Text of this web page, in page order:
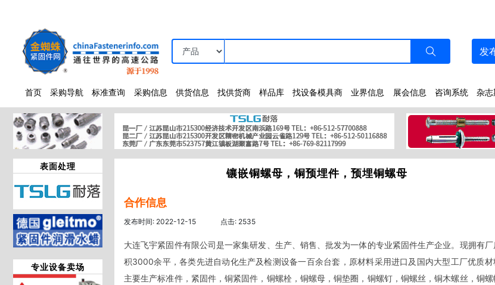
发
首页 采购导航 标准查询 采购信息 供货信息 找供货商 样品库 找设备模具商 业界信息 展会信息 咨询系统 杂志
表面处理
专业设备卖场
镶嵌铜螺母，铜预埋件，预埋铜螺母
合作信息
发布时间: 2022-12-15 点击: 2535
大连飞宇紧固件有限公司是一家集研发、生产、销售、批发为一体的专业紧固件生产企业。现拥有厂
积3000余平，各类先进自动化生产及检测设备一百余台套，原材料采用进口及国内大型工厂优质材
主要生产标准件，紧固件，铜紧固件，铜螺栓，铜螺母，铜垫圈，铜螺钉，铜螺丝，铜木螺丝，铜螺